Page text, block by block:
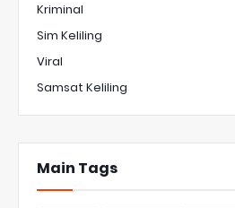
Kriminal
Sim Keliling
Viral
Samsat Keliling
Main Tags